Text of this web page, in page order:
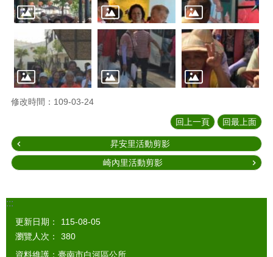
修改時間：109-03-24
回上一頁 回最上面
昇安里活動剪影
崎內里活動剪影
:::
更新日期：
115-08-05
瀏覽人次：
380
資料維護：臺南市白河區公所